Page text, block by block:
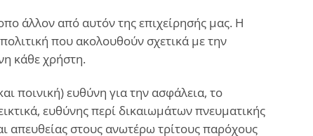
άλλον από αυτόν της επιχείρησής μας. Η
που ακολουθούν σχετικά με την
κάθε χρήστη.
ποινική) ευθύνη για την ασφάλεια, το
ευθύνης περί δικαιωμάτων πνευματικής
απευθείας στους ανωτέρω τρίτους παρόχους